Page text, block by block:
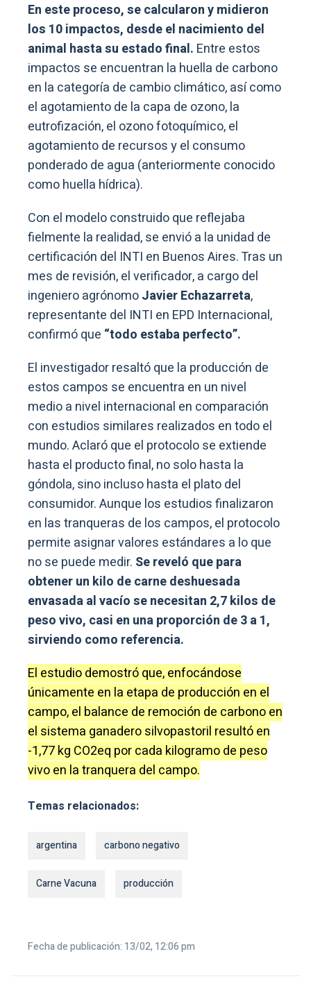
En este proceso, se calcularon y midieron
los 10 impactos, desde el nacimiento del
animal hasta su estado final. Entre estos
impactos se encuentran la huella de carbono
en la categoría de cambio climático, así como
el agotamiento de la capa de ozono, la
eutrofización, el ozono fotoquímico, el
agotamiento de recursos y el consumo
ponderado de agua (anteriormente conocido
como huella hídrica).
Con el modelo construido que reflejaba
fielmente la realidad, se envió a la unidad de
certificación del INTI en Buenos Aires. Tras un
mes de revisión, el verificador, a cargo del
ingeniero agrónomoJavier Echazarreta,
representante del INTI en EPD Internacional,
confirmó que “todo estaba perfecto”.
El investigador resaltó que la producción de
estos campos se encuentra en un nivel
medio a nivel internacional en comparación
con estudios similares realizados en todo el
mundo. Aclaró que el protocolo se extiende
hasta el producto final, no solo hasta la
góndola, sino incluso hasta el plato del
consumidor. Aunque los estudios finalizaron
en las tranqueras de los campos, el protocolo
permite asignar valores estándares a lo que
no se puede medir. Se reveló que para
obtener un kilo de carne deshuesada
envasada al vacío se necesitan 2,7 kilos de
peso vivo, casi en una proporción de 3 a 1,
sirviendo como referencia.
El estudio demostró que, enfocándose
únicamente en la etapa de producción en el
campo, el balance de remoción de carbono en
el sistema ganadero silvopastoril resultó en
-1,77 kg CO2eq por cada kilogramo de peso
vivo en la tranquera del campo.
Temas relacionados:
argentina carbono negativo
Carne Vacuna producción
Fecha de publicación: 13/02, 12:06 pm